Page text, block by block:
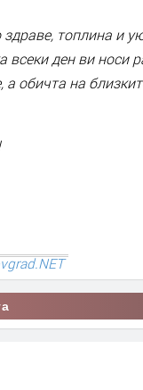
топлина и
всеки ден ви носи
а обичта на